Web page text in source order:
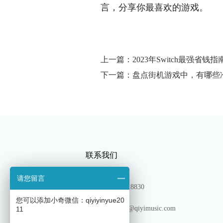
言，分享你最喜欢的游戏。
上一篇：2023年Switch最强省钱
下一篇：盘点街机游戏中，有哪
联系我们
TEL：13180318830
邮箱: shichang@qiyimusic.com
请您留言
您可以添加小奇微信：qiyiyinyue20
11